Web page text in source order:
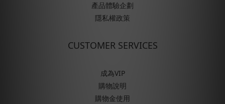
產品體驗企劃
隱私權政策
CUSTOMER SERVICES
成為VIP
購物說明
購物金使用